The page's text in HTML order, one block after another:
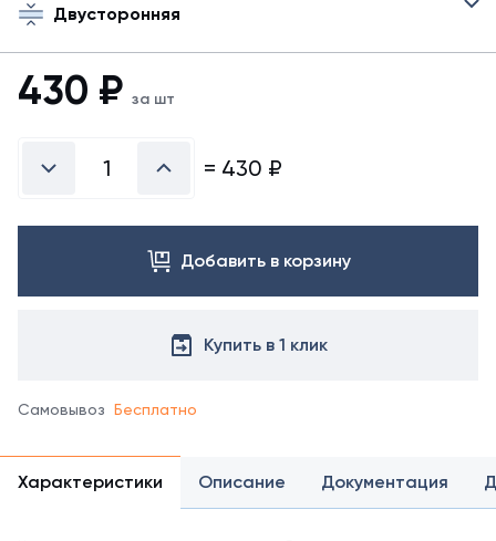
возможные
Для
другого
Двусторонняя
430 ₽ за шт
= 430 ₽
Добавить в корзину
Купить в 1 клик
Самовывоз Бесплатно
Характеристики Описание Документация